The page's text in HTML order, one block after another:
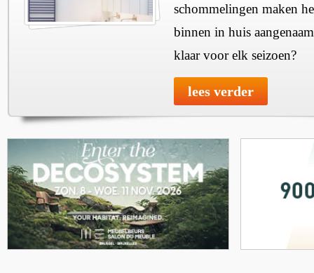
schommelingen maken
binnen in huis
klaar voor elk seizoen?
lees verder